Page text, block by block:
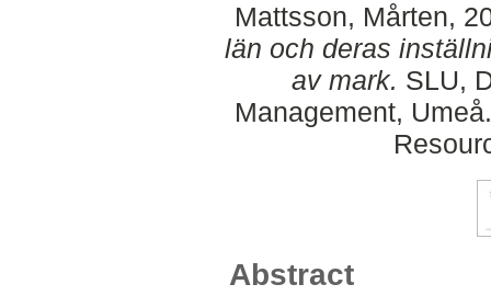
Mattsson, Mårten,
län och deras
av mark. SLU,
Management,
Abstract